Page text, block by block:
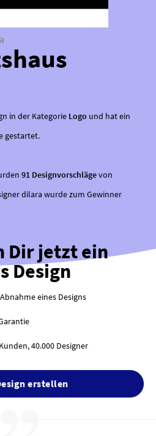
in der Kategorie Logo und hat ein
gestartet.
91 Designvorschlägevon
dilara wurde zum Gewinner
Dir jetzt ein
Design
eines Designs
40.000 Designer
erstellen